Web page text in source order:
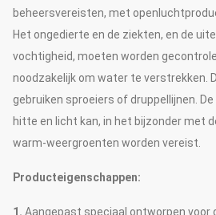
beheersvereisten, met
Het ongedierte en de ziekten, en de
vochtigheid, moeten worden
noodzakelijk om water te verstrekken.
gebruiken sproeiers of druppellijnen.
hitte en licht kan, in het bijzonder met
warm-weergroenten worden vereist.
Producteigenschappen:
1. Aangepast speciaal ontworpen voor